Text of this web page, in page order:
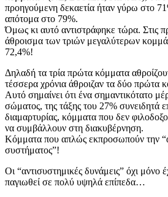
προηγούμενη δεκαετία ήταν γύρω στο
απότομα στο 79%.
Όμως κι αυτό αντιστράφηκε τώρα. Στις
άθροισμα των τριών μεγαλύτερων
72,4%!
Δηλαδή τα τρία πρώτα κόμματα
τέσσερα χρόνια άθροιζαν τα δύο πρώτα
Αυτό σημαίνει ότι ένα σημαντικότατο
σώματος, της τάξης του 27% συνειδητά
διαμαρτυρίας, κόμματα που δεν
να συμβάλλουν στη διακυβέρνηση.
Κόμματα που απλώς εκπροσωπούν την
συστήματος”!
Οι “αντισυστημικές δυνάμεις” όχι μόνο
παγιωθεί σε πολύ υψηλά επίπεδα…